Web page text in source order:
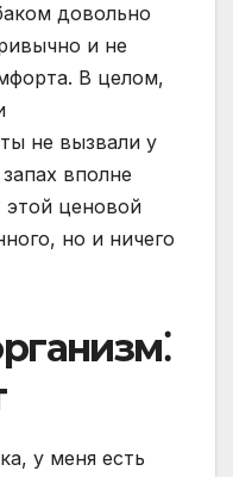
довольно
и не
В целом,
не вызвали у
вполне
этой ценовой
но и ничего
у меня есть